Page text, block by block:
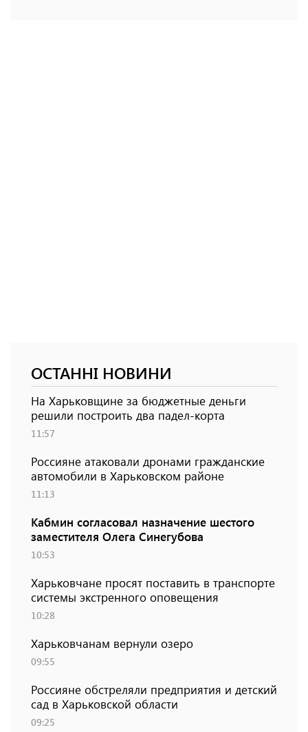
ОСТАННІ НОВИНИ
На Харьковщине за бюджетные деньги
решили построить два падел-корта
11:57
Россияне атаковали дронами гражданские
автомобили в Харьковском районе
11:13
Кабмин согласовал назначение шестого
заместителя Олега Синегубова
10:53
Харьковчане просят поставить в транспорте
системы экстренного оповещения
10:28
Харьковчанам вернули озеро
09:55
Россияне обстреляли предприятия и детский
сад в Харьковской области
09:25